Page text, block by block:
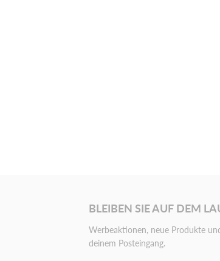
BLEIBEN SIE AUF DEM
Werbeaktionen, neue Produkte
deinem Posteingang.